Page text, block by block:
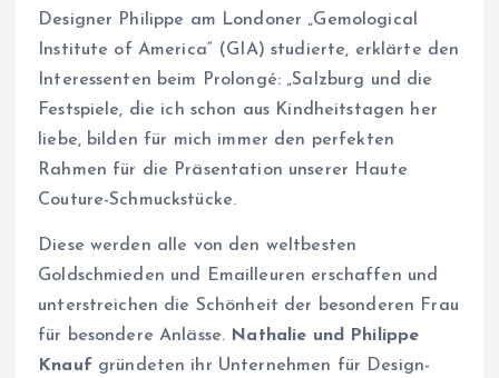
Designer Philippe am Londoner „Gemological
Institute of America“ (GIA) studierte, erklärte den
Interessenten beim Prolongé: „Salzburg und die
Festspiele, die ich schon aus Kindheitstagen her
liebe, bilden für mich immer den perfekten
Rahmen für die Präsentation unserer Haute
Couture-Schmuckstücke.
Diese werden alle von den weltbesten
Goldschmieden und Emailleuren erschaffen und
unterstreichen die Schönheit der besonderen Frau
für besondere Anlässe. Nathalie und Philippe
Knauf gründeten ihr Unternehmen für Design-